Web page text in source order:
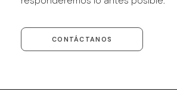
CONTÁCTANOS